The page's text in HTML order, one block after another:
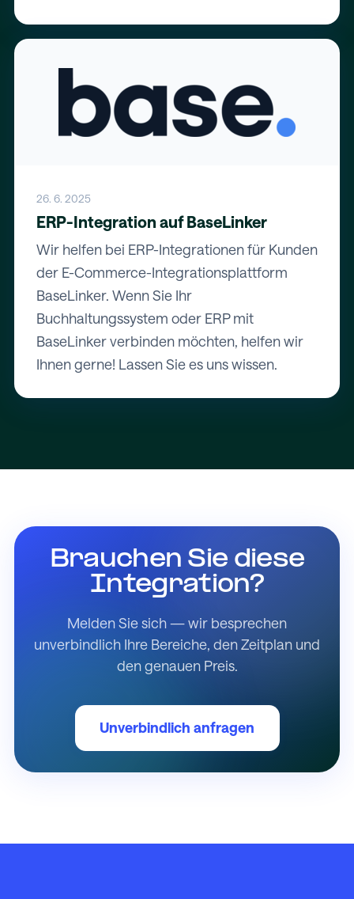
26. 6. 2025
ERP-Integration auf BaseLinker
Wir helfen bei ERP-Integrationen für Kunden
der E-Commerce-Integrationsplattform
BaseLinker. Wenn Sie Ihr
Buchhaltungssystem oder ERP mit
BaseLinker verbinden möchten, helfen wir
Ihnen gerne! Lassen Sie es uns wissen.
Brauchen Sie diese
Integration?
Melden Sie sich — wir besprechen
unverbindlich Ihre Bereiche, den Zeitplan und
den genauen Preis.
Unverbindlich anfragen